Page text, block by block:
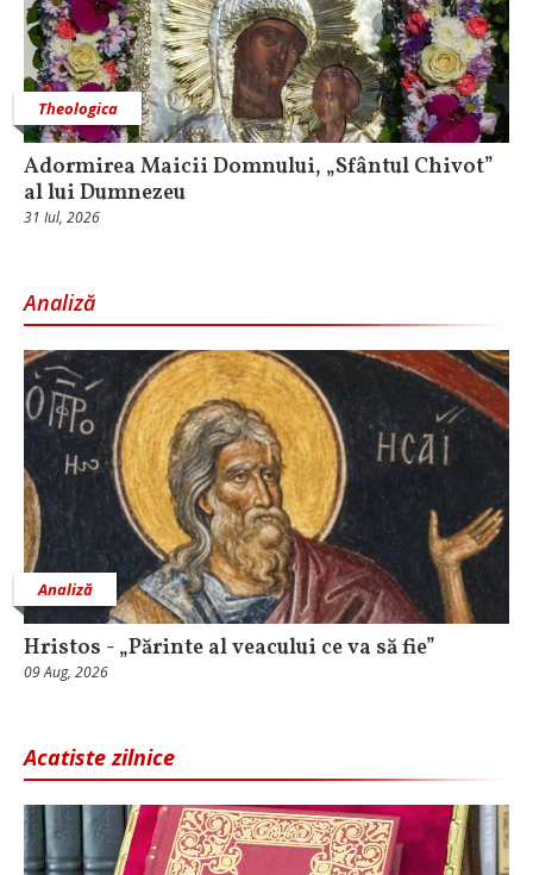
Theologica
Adormirea Maicii Domnului, „Sfântul Chivot”
al lui Dumnezeu
31 Iul, 2026
Analiză
Analiză
Hristos - „Părinte al veacului ce va să fie”
09 Aug, 2026
Acatiste zilnice